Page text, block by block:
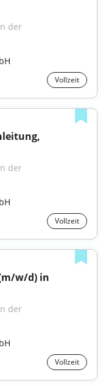
Vollzeit
Vollzeit
w/d) in
Vollzeit